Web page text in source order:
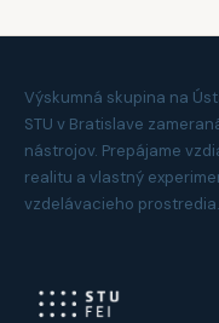
Výskumná skupina na
STU v Bratislave
nástrojov. Prepájame
realitu a vlastný
vzdelávacieho prostredia.